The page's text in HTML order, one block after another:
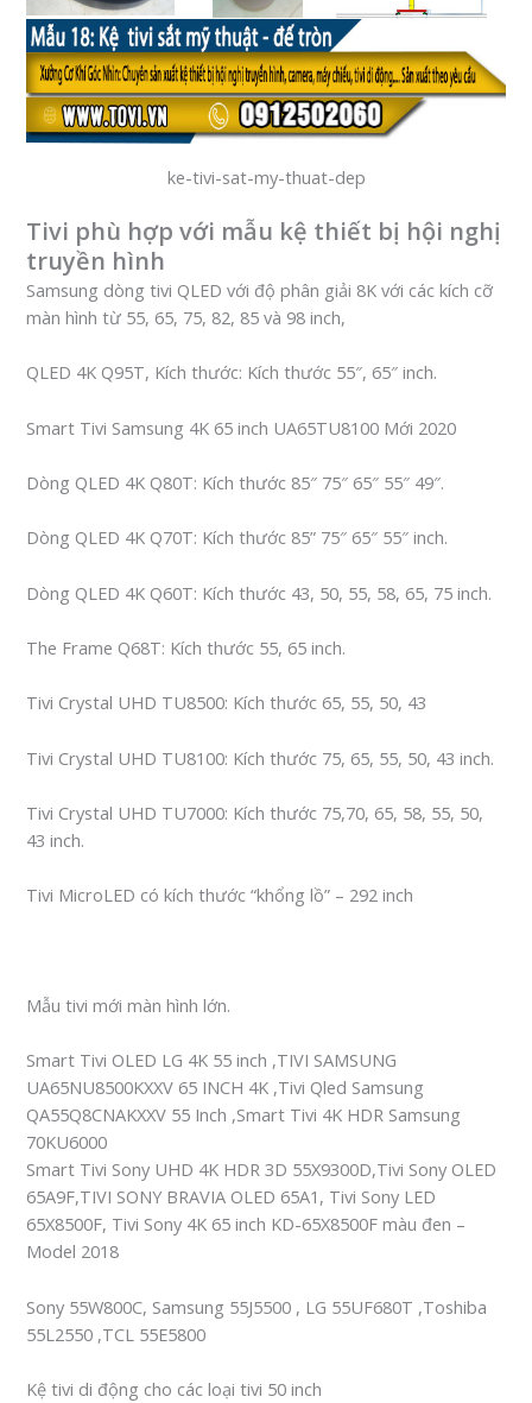
ke-tivi-sat-my-thuat-dep
Tivi phù hợp với mẫu kệ thiết bị hội nghị
truyền hình
Samsung dòng tivi QLED với độ phân giải 8K với các kích cỡ
màn hình từ 55, 65, 75, 82, 85 và 98 inch,
QLED 4K Q95T, Kích thước: Kích thước 55″, 65″ inch.
Smart Tivi Samsung 4K 65 inch UA65TU8100 Mới 2020
Dòng QLED 4K Q80T: Kích thước 85″ 75″ 65″ 55″ 49″.
Dòng QLED 4K Q70T: Kích thước 85” 75″ 65″ 55″ inch.
Dòng QLED 4K Q60T: Kích thước 43, 50, 55, 58, 65, 75 inch.
The Frame Q68T: Kích thước 55, 65 inch.
Tivi Crystal UHD TU8500: Kích thước 65, 55, 50, 43
Tivi Crystal UHD TU8100: Kích thước 75, 65, 55, 50, 43 inch.
Tivi Crystal UHD TU7000: Kích thước 75,70, 65, 58, 55, 50,
43 inch.
Tivi MicroLED có kích thước “khổng lồ” – 292 inch
Mẫu tivi mới màn hình lớn.
Smart Tivi OLED LG 4K 55 inch ,TIVI SAMSUNG
UA65NU8500KXXV 65 INCH 4K ,Tivi Qled Samsung
QA55Q8CNAKXXV 55 Inch ,Smart Tivi 4K HDR Samsung
70KU6000
Smart Tivi Sony UHD 4K HDR 3D 55X9300D,Tivi Sony OLED
65A9F,TIVI SONY BRAVIA OLED 65A1, Tivi Sony LED
65X8500F, Tivi Sony 4K 65 inch KD-65X8500F màu đen –
Model 2018
Sony 55W800C, Samsung 55J5500 , LG 55UF680T ,Toshiba
55L2550 ,TCL 55E5800
Kệ tivi di động cho các loại tivi 50 inch